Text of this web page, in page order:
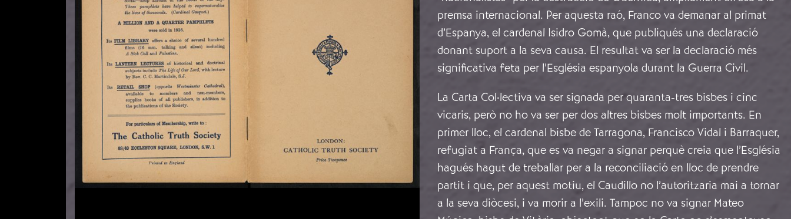
premsa internacional. Per aquesta raó, Franco va demanar al primat
d’Espanya, el cardenal Isidro Gomà, que publiqués una declaració
donant suport a la seva causa. El resultat va ser la declaració més
significativa feta per l’Església espanyola durant la Guerra Civil.
La Carta Col·lectiva va ser signada per quaranta-tres bisbes i cinc
vicaris, però no ho va ser per dos altres bisbes molt importants. En
primer lloc, el cardenal bisbe de Tarragona, Francisco Vidal i Barraquer,
refugiat a França, que es va negar a signar perquè creia que l’Església
hagués hagut de treballar per a la reconciliació en lloc de prendre
partit i que, per aquest motiu, el Caudillo no l’autoritzaria mai a tornar
a la seva diòcesi, i va morir a l’exili. Tampoc no va signar Mateo